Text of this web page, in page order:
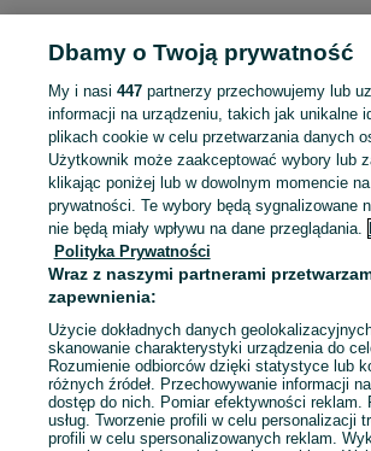
Pozostałe - Łowicz
KATEGORIA
Mapa kategorii
Mapa miejscowości
Mapa ministron
Popularne wyszukiwania
Dbamy o Twoją prywatność
My i nasi 447partnerzy przechowujemy lub
informacji na urządzeniu, takich jak unikalne
plikach cookie w celu przetwarzania danych
Użytkownik może zaakceptować wybory lub
klikając poniżej lub w dowolnym momencie
prywatności. Te wybory będą sygnalizowane
nie będą miały wpływu na dane przeglądania.
Polityka Prywatności
Wraz z naszymi partnerami
zapewnienia:
Użycie dokładnych danych
skanowanie charakterystyki urządzenia do
Rozumienie odbiorców dzięki statystyce lub
różnych źródeł. Przechowywanie informacji
dostęp do nich. Pomiar efektywności reklam.
usług. Tworzenie profili w celu personalizacji
profili w celu spersonalizowanych reklam.